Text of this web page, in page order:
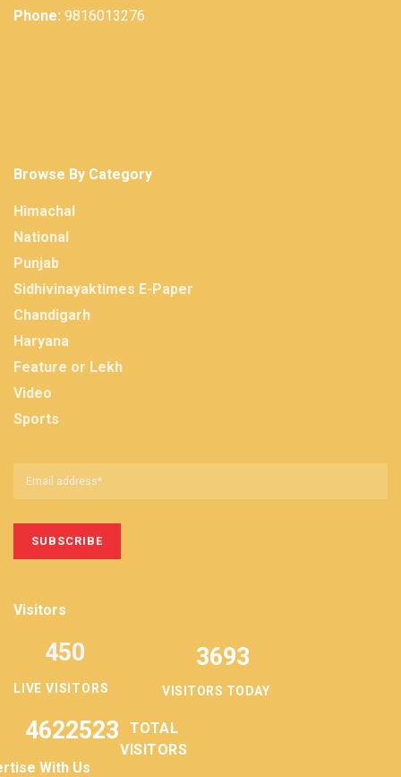
Phone: 9816013276
Browse By Category
Himachal
National
Punjab
Sidhivinayaktimes E-Paper
Chandigarh
Haryana
Feature or Lekh
Video
Sports
Visitors
LIVE VISITORS
450 3693
VISITORS TODAY
4622523
TOTAL
VISITORS
With Us